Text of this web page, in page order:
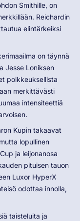
Smithille, on
Reichardin
elintärkeiksi
on täynnä
Jesse Loniksen
poikkeuksellista
merkittävästi
intensiteettiä
Kupin takaavat
lopullinen
ja leijonanosa
pituisen tauon
Luxor HyperX
odottaa innolla,
taisteluita ja